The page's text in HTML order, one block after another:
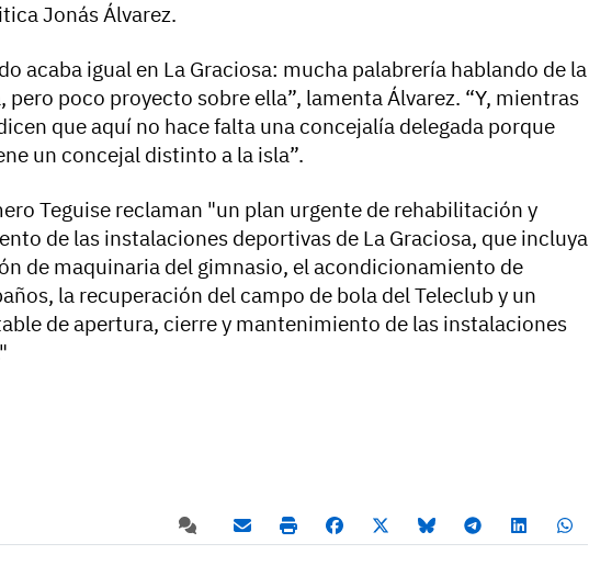
Jonás Álvarez.
acaba igual en La Graciosa: mucha palabrería hablando de la
pero poco proyecto sobre ella”, lamenta Álvarez. “Y, mientras
que aquí no hace falta una concejalía delegada porque
un concejal distinto a la isla”.
Teguise reclaman "un plan urgente de rehabilitación y
de las instalaciones deportivas de La Graciosa, que incluya
de maquinaria del gimnasio, el acondicionamiento de
la recuperación del campo de bola del Teleclub y un
de apertura, cierre y mantenimiento de las instalaciones